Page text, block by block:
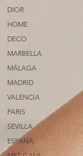
DIOR
HOME
DECO
MARBELLA
MÁLAGA
MADRID
VALENCIA
PARIS
SEVILLA
ESPAÑA